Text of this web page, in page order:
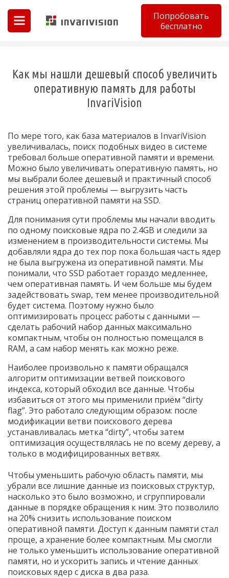
Попробовать
бесплатно
Как мы нашли дешевый способ увеличить
оперативную память для работы
InvariVision
По мере того, как база материалов в InvariVision
увеличивалась, поиск подобных видео в системе
требовал больше оперативной памяти и времени.
Можно было увеличивать оперативную память, но
мы выбрали более дешевый и практичный способ
решения этой проблемы — выгрузить часть
страниц оперативной памяти на SSD.
Для понимания сути проблемы мы начали вводить
по одному поисковые ядра по 2.4GB и следили за
изменением в производительности системы. Мы
добавляли ядра до тех пор пока большая часть ядер
не была выгружена из оперативной памяти. Мы
понимали, что SSD работает гораздо медленнее,
чем оперативная память. И чем больше мы будем
задействовать swap, тем менее производительной
будет система. Поэтому нужно было
оптимизировать процесс работы с данными —
сделать рабочий набор данных максимально
компактным, чтобы он полностью помещался в
RAM, а сам набор менять как можно реже.
Наиболее произвольно к памяти обращался
алгоритм оптимизации ветвей поискового
индекса, который обходил все данные. Чтобы
избавиться от этого мы применили приём “dirty
flag”. Это работало следующим образом: после
модификации ветви поискового дерева
устанавливалась метка “dirty”, чтобы затем
оптимизация осуществлялась не по всему дереву, а
только в модифицированных ветвях.
Чтобы уменьшить рабочую область памяти, мы
убрали все лишние данные из поисковых структур,
насколько это было возможно, и сгруппировали
данные в порядке обращения к ним. Это позволило
на 20% снизить использование поиском
оперативной памяти. Доступ к данным памяти стал
проще, а хранение более компактным. Мы смогли
не только уменьшить использование оперативной
памяти, но и ускорить запись и чтение данных
поисковых ядер с диска в два раза.